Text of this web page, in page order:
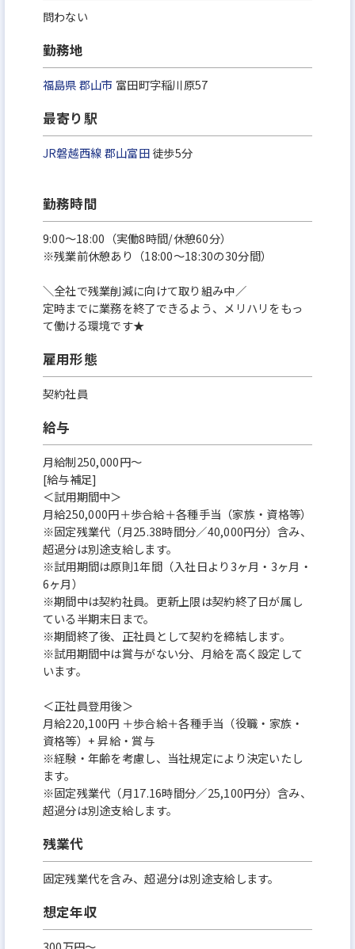
問わない
勤務地
福島県郡山市 富田町字稲川原57
最寄り駅
JR磐越西線郡山富田徒歩5分
勤務時間
9:00～18:00（実働8時間/休憩60分）
※残業前休憩あり（18:00～18:30の30分間）
＼全社で残業削減に向けて取り組み中／
定時までに業務を終了できるよう、メリハリをもっ
て働ける環境です★
雇用形態
契約社員
給与
月給制250,000円～
[給与補足]
＜試用期間中＞
月給250,000円＋歩合給＋各種手当（家族・資格等）
※固定残業代（月25.38時間分／40,000円分）含み、
超過分は別途支給します。
※試用期間は原則1年間（入社日より3ヶ月・3ヶ月・
6ヶ月）
※期間中は契約社員。更新上限は契約終了日が属し
ている半期末日まで。
※期間終了後、正社員として契約を締結します。
※試用期間中は賞与がない分、月給を高く設定して
います。
＜正社員登用後＞
月給220,100円 ＋歩合給＋各種手当（役職・家族・
資格等）+ 昇給・賞与
※経験・年齢を考慮し、当社規定により決定いたし
ます。
※固定残業代（月17.16時間分／25,100円分）含み、
超過分は別途支給します。
残業代
固定残業代を含み、超過分は別途支給します。
想定年収